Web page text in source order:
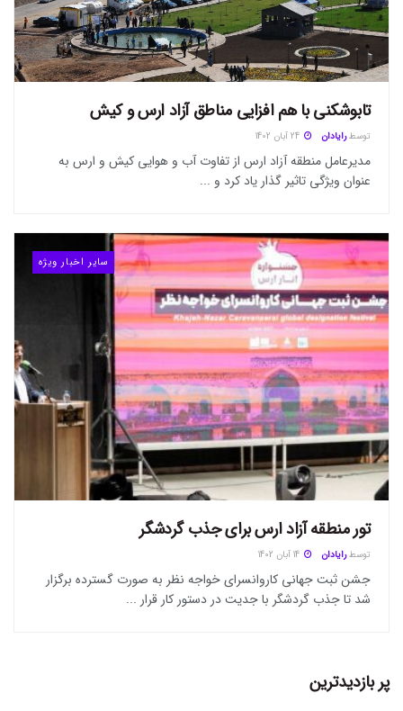
تابوشکنی با هم افزایی مناطق آزاد ارس و کیش
توسط رایادان
مدیرعامل منطقه آزاد ارس از تفاوت آب و هوایی کیش و ارس به
عنوان ویژگی تاثیر گذار یاد کرد و ...
سایر اخبار ویژه
تور منطقه آزاد ارس برای جذب گردشگر
توسط رایادان
جشن ثبت جهانی کاروانسرای خواجه نظر به صورت گسترده برگزار
شد تا جذب گردشگر با جدیت در دستور کار قرار ...
پر بازدیدترین